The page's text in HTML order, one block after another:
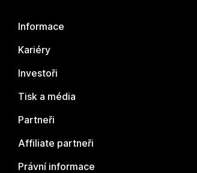
Informace
Kariéry
Investoři
Tisk a média
Partneři
Affiliate partneři
Právní informace